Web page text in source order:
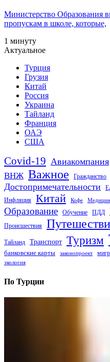
Министерство Образования
пропускам в школе, которые,
1 минуту
Актуальное
Турция
Грузия
Китай
Россия
Украина
Тайланд
Франция
ОАЭ
США
Covid-19 Авиакомпания
ВНЖ Важное Гражданство
Достопримечательности
Инфляция
Китай Кофе
Образование Обучение ПДД
Происшествия
Тайланд Транспорт Туризм
банковские карты
законопроект
экология
По Турции